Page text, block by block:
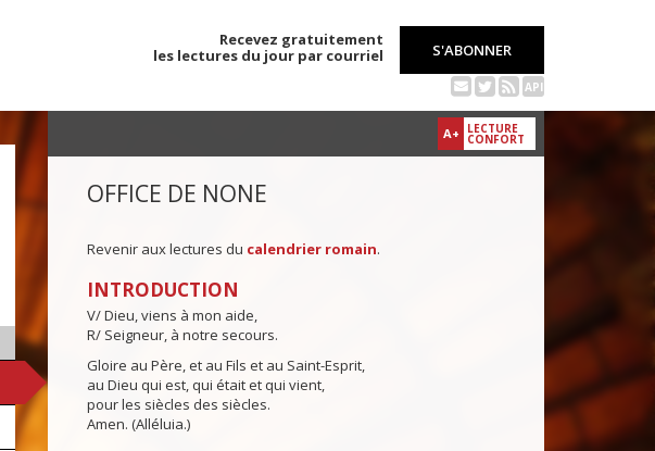
Recevez gratuitement
les lectures du jour par courriel
S'ABONNER
API
A+ LECTURE
CONFORT
OFFICE DE NONE
Revenir aux lectures du calendrier romain.
INTRODUCTION
V/ Dieu, viens à mon aide,
R/ Seigneur, à notre secours.
Gloire au Père, et au Fils et au Saint-Esprit,
au Dieu qui est, qui était et qui vient,
pour les siècles des siècles.
Amen. (Alléluia.)